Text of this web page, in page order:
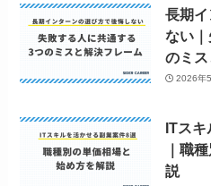
長期
ない
のミ
2026年
ITスキ
｜職
説